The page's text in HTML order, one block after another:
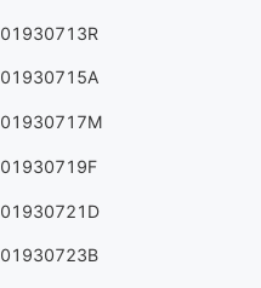
01930713R
01930715A
01930717M
01930719F
01930721D
01930723B